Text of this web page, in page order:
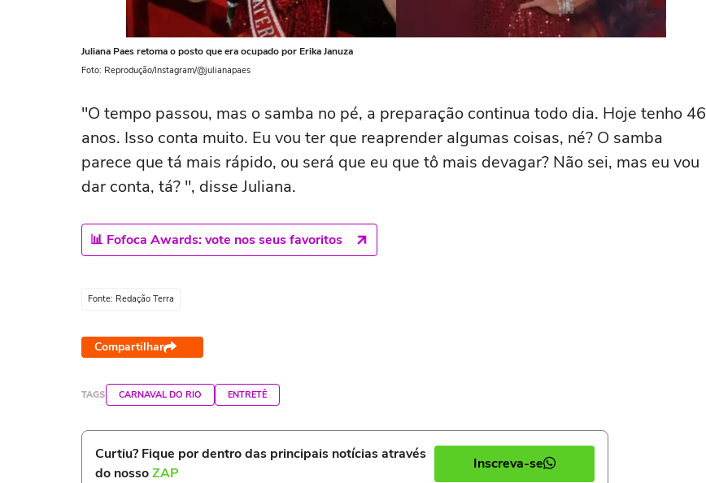
Juliana Paes retoma o posto que era ocupado por Erika Januza
Foto: Reprodução/Instagram/@julianapaes
"O tempo passou, mas o samba no pé, a preparação continua todo dia. Hoje tenho 46
anos. Isso conta muito. Eu vou ter que reaprender algumas coisas, né? O samba
parece que tá mais rápido, ou será que eu que tô mais devagar? Não sei, mas eu vou
dar conta, tá? ", disse Juliana.
📊 Fofoca Awards: vote nos seus favoritos
Fonte: Redação Terra
Compartilhar
TAGS CARNAVAL DO RIO ENTRETÊ
Curtiu? Fique por dentro das principais notícias através
do nossoZAP
Inscreva-se